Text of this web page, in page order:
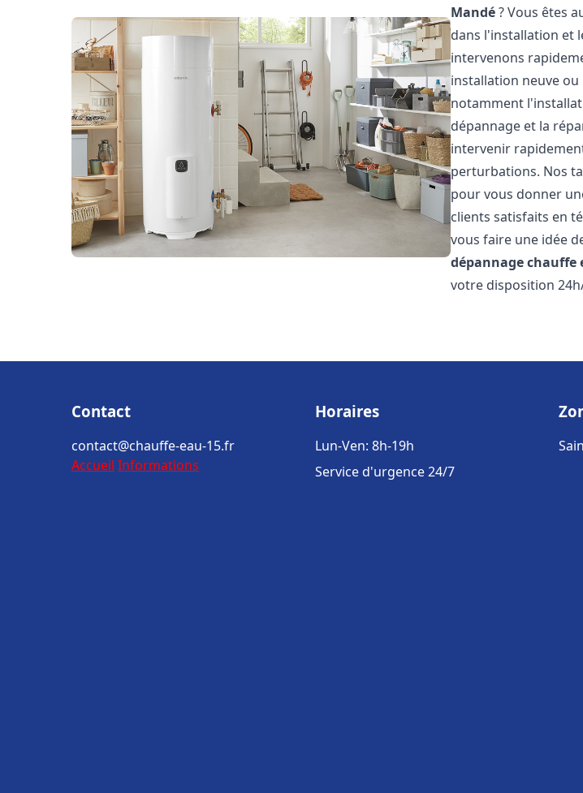
Mandé? Vous êtes
dans l'installation et
intervenons
installation neuve
notamment
dépannage et la
intervenir
perturbations. Nos
pour vous donner
clients satisfaits en
vous faire une idée
dépannage chauffe
votre disposition
Contact
contact@chauffe-eau-15.fr
Accueil Informations
Horaires
Lun-Ven: 8h-19h
Service d'urgence 24/7